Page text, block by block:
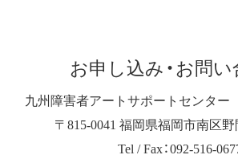
お申し込み・お問
九州障害者アートサポートセンター
〒815-0041 福岡県福岡市南区野
Tel / Fax：092-516-